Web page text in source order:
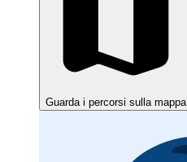
Guarda i percorsi sulla mappa